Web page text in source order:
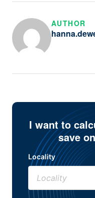
AUTHOR
I want to
save
Locality